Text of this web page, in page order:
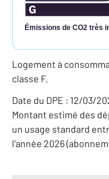
Émissions de CO2 très
Logement à
classe F.
Date du DPE : 12/03/
Montant estimé des
un usage standard
l'année 2026